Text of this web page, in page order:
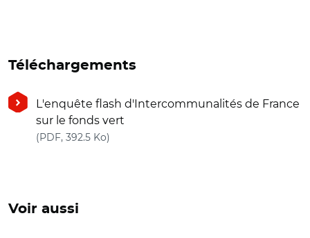
Téléchargements
L'enquête flash d'Intercommunalités de France
sur le fonds vert
(PDF, 392.5 Ko)
Voir aussi